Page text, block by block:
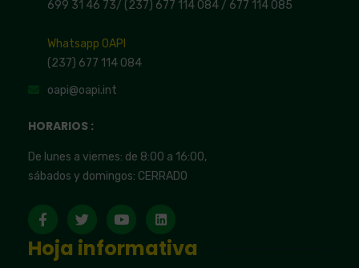
699 31 46 73/ (237) 677 114 084 / 677 114 085
Whatsapp OAPI
(237) 677 114 084
oapi@oapi.int
HORARIOS :
De lunes a viernes: de 8:00 a 16:00,
sábados y domingos: CERRADO
Hoja informativa